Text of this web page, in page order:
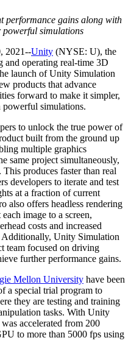
de jeu en direct
utilisateurs mobiles
jeux
avec Unity
avec Unity
équipes
multijoueurs
en expériences en ligne
en voiture
techniques
le monde entier
institution
performance gains along with
powerful simulations
2021--Unity (NYSE: U), the
and operating real-time 3D
launch of Unity Simulation
products that advance
forward to make it simpler,
powerful simulations.
to unlock the true power of
built from the ground up
multiple graphics
same project simultaneously,
produces faster than real
developers to iterate and test
at a fraction of current
also offers headless rendering
image to a screen,
costs and increased
Unity Simulation
team focused on driving
further performance gains.
Mellon University have been
a special trial program to
they are testing and training
tasks. With Unity
accelerated from 200
to more than 5000 fps using